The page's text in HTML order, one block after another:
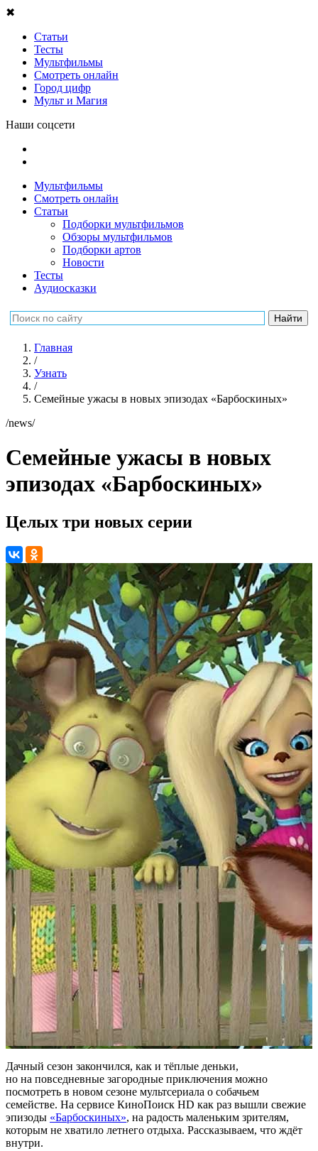
✖
Статьи
Тесты
Мультфильмы
Смотреть онлайн
Город цифр
Мульт и Магия
Наши соцсети
Мультфильмы
Смотреть онлайн
Статьи
Подборки мультфильмов
Обзоры мультфильмов
Подборки артов
Новости
Тесты
Аудиосказки
Главная
/
Узнать
/
Семейные ужасы в новых эпизодах «Барбоскиных»
/news/
Семейные ужасы в новых
эпизодах «Барбоскиных»
Целых три новых серии
Дачный сезон закончился, как и тёплые деньки,
но на повседневные загородные приключения можно
посмотреть в новом сезоне мультсериала о собачьем
семействе. На сервисе КиноПоиск HD как раз вышли свежие
эпизоды «Барбоскиных», на радость маленьким зрителям,
которым не хватило летнего отдыха. Рассказываем, что ждёт
внутри.